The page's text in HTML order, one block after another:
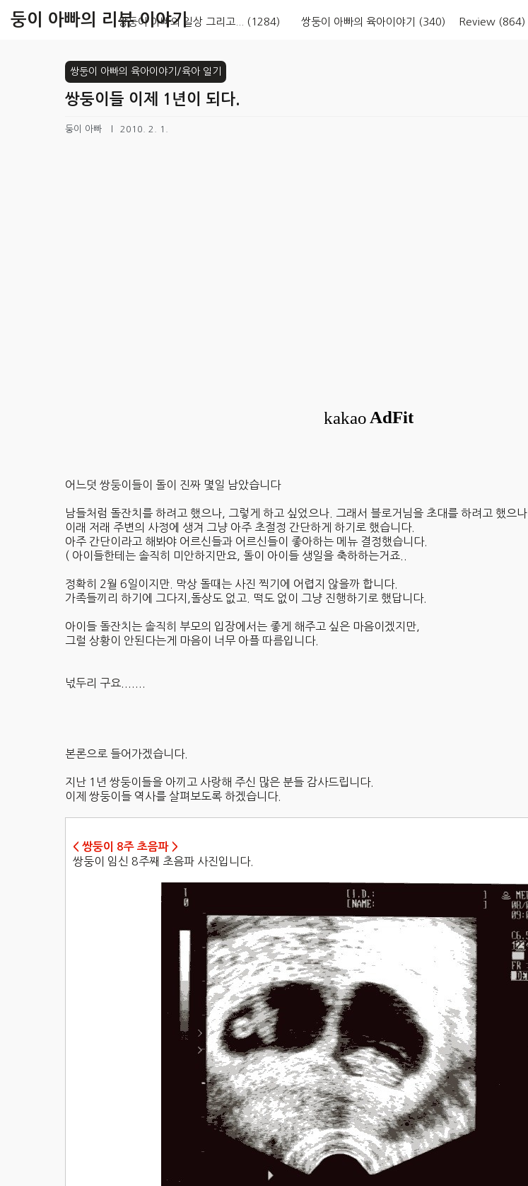
둥이 아빠의 리뷰 이야기
쌍둥이 아빠의 일상 그리고... (1284) 쌍둥이 아빠의 육아이야기 (340) Review (864)
쌍둥이 아빠의 육아이야기/육아 일기
쌍둥이들 이제 1년이 되다.
둥이 아빠 2010. 2. 1.
어느덧 쌍둥이들이 돌이 진짜 몇일 남았습니다
남들처럼 돌잔치를 하려고 했으나, 그렇게 하고 싶었으나. 그래서 블로거님을 초대를 하려고 했으나.
이래 저래 주변의 사정에 생겨 그냥 아주 초절정 간단하게 하기로 했습니다.
아주 간단이라고 해봐야 어르신들과 어르신들이 좋아하는 메뉴 결정했습니다.
( 아이들한테는 솔직히 미안하지만요, 돌이 아이들 생일을 축하하는거죠..
정확히 2월 6일이지만. 막상 돌때는 사진 찍기에 어렵지 않을까 합니다.
가족들끼리 하기에 그다지,돌상도 없고. 떡도 없이 그냥 진행하기로 했답니다.
아이들 돌잔치는 솔직히 부모의 입장에서는 좋게 해주고 싶은 마음이겠지만,
그럴 상황이 안된다는게 마음이 너무 아플 따름입니다.
넋두리 구요.......
본론으로 들어가겠습니다.
지난 1년 쌍둥이들을 아끼고 사랑해 주신 많은 분들 감사드립니다.
이제 쌍둥이들 역사를 살펴보도록 하겠습니다.
< 쌍둥이 8주 초음파 >
쌍둥이 임신 8주째 초음파 사진입니다.